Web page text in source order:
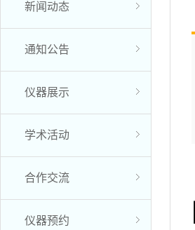
新闻动态
通知公告
仪器展示
学术活动
合作交流
仪器预约